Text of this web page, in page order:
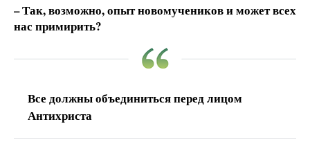
– Так, возможно, опыт новомучеников и может всех
нас примирить?
Все должны объединиться перед лицом
Антихриста